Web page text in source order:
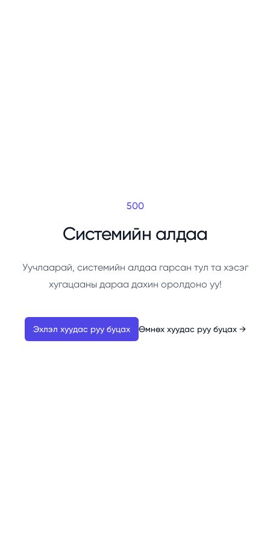
500
Системийн алдаа
Уучлаарай, системийн алдаа гарсан тул та хэсэг
хугацааны дараа дахин оролдоно уу!
Эхлэл хуудас руу буцах Өмнөх хуудас руу буцах →